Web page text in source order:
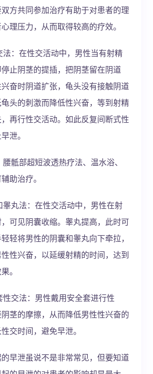
方共同参加治疗有助于对患者的理
理压力，从而取得较高的疗效。
法：在性交活动中，男性当有射精
止阴茎的提插，把阴茎留在阴道
奋时阴道扩张，龟头没有接触阴道
头的刺激而降低性兴奋，等到射精
再行性交活动。如此反复间断式性
泄。
骶部超短波透热疗法、温水浴、
助治疗。
睾丸法：在性交活动中，男性在射
可见阴囊收缩。睾丸提高，此时可
轻将男性的阴囊和睾丸向下牵拉，
性兴奋，以延缓射精的时间，达到
。
性交法：男性戴用安全套进行性
茎的摩擦，从而降低男性性兴奋的
交时间，避免早泄。
早泄虽说不是非常常见，但要知道